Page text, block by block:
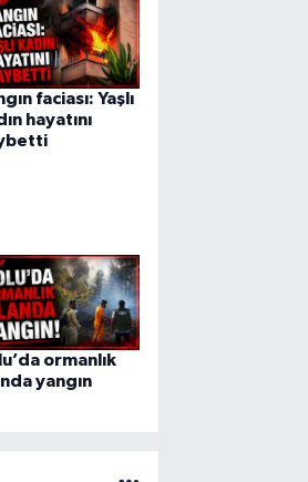
faciası: Yaşlı
hayatını
ormanlık
yangın